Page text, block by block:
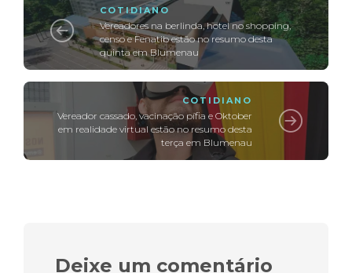
COTIDIANO
Vereadores na berlinda, hotel no shopping,
censo e Fenatib estão no resumo desta
quinta em Blumenau
COTIDIANO
Vereador cassado, vacinação pífia e Oktober
em realidade virtual estão no resumo desta
terça em Blumenau
Deixe um comentário